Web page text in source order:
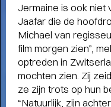
FAMILIE
KLEINE EN
Schuif aan bij
Jermaine is ook niet
Jaafar die de
Michael van
film morgen zien”,
optreden in
mochten zien. Zij
ze zijn trots op hun
“Natuurlijk, zijn